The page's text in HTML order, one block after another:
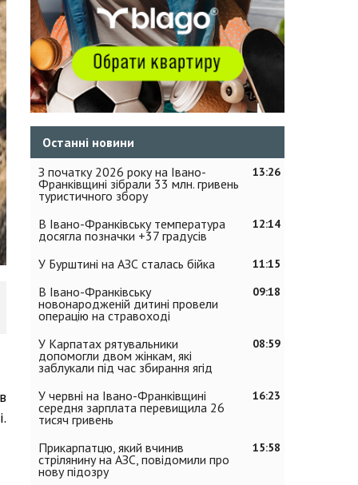
Останні новини
13:26
З початку 2026 року на Івано-
Франківщині зібрали 33 млн. гривень
туристичного збору
12:14
В Івано-Франківську температура
досягла позначки +37 градусів
11:15
У Бурштині на АЗС сталась бійка
09:18
В Івано-Франківську
новонародженій дитині провели
операцію на стравоході
08:59
У Карпатах рятувальники
допомогли двом жінкам, які
заблукали під час збирання ягід
16:23
У червні на Івано-Франківщині
середня зарплата перевищила 26
тисяч гривень
15:58
Прикарпатцю, який вчинив
стрілянину на АЗС, повідомили про
нову підозру